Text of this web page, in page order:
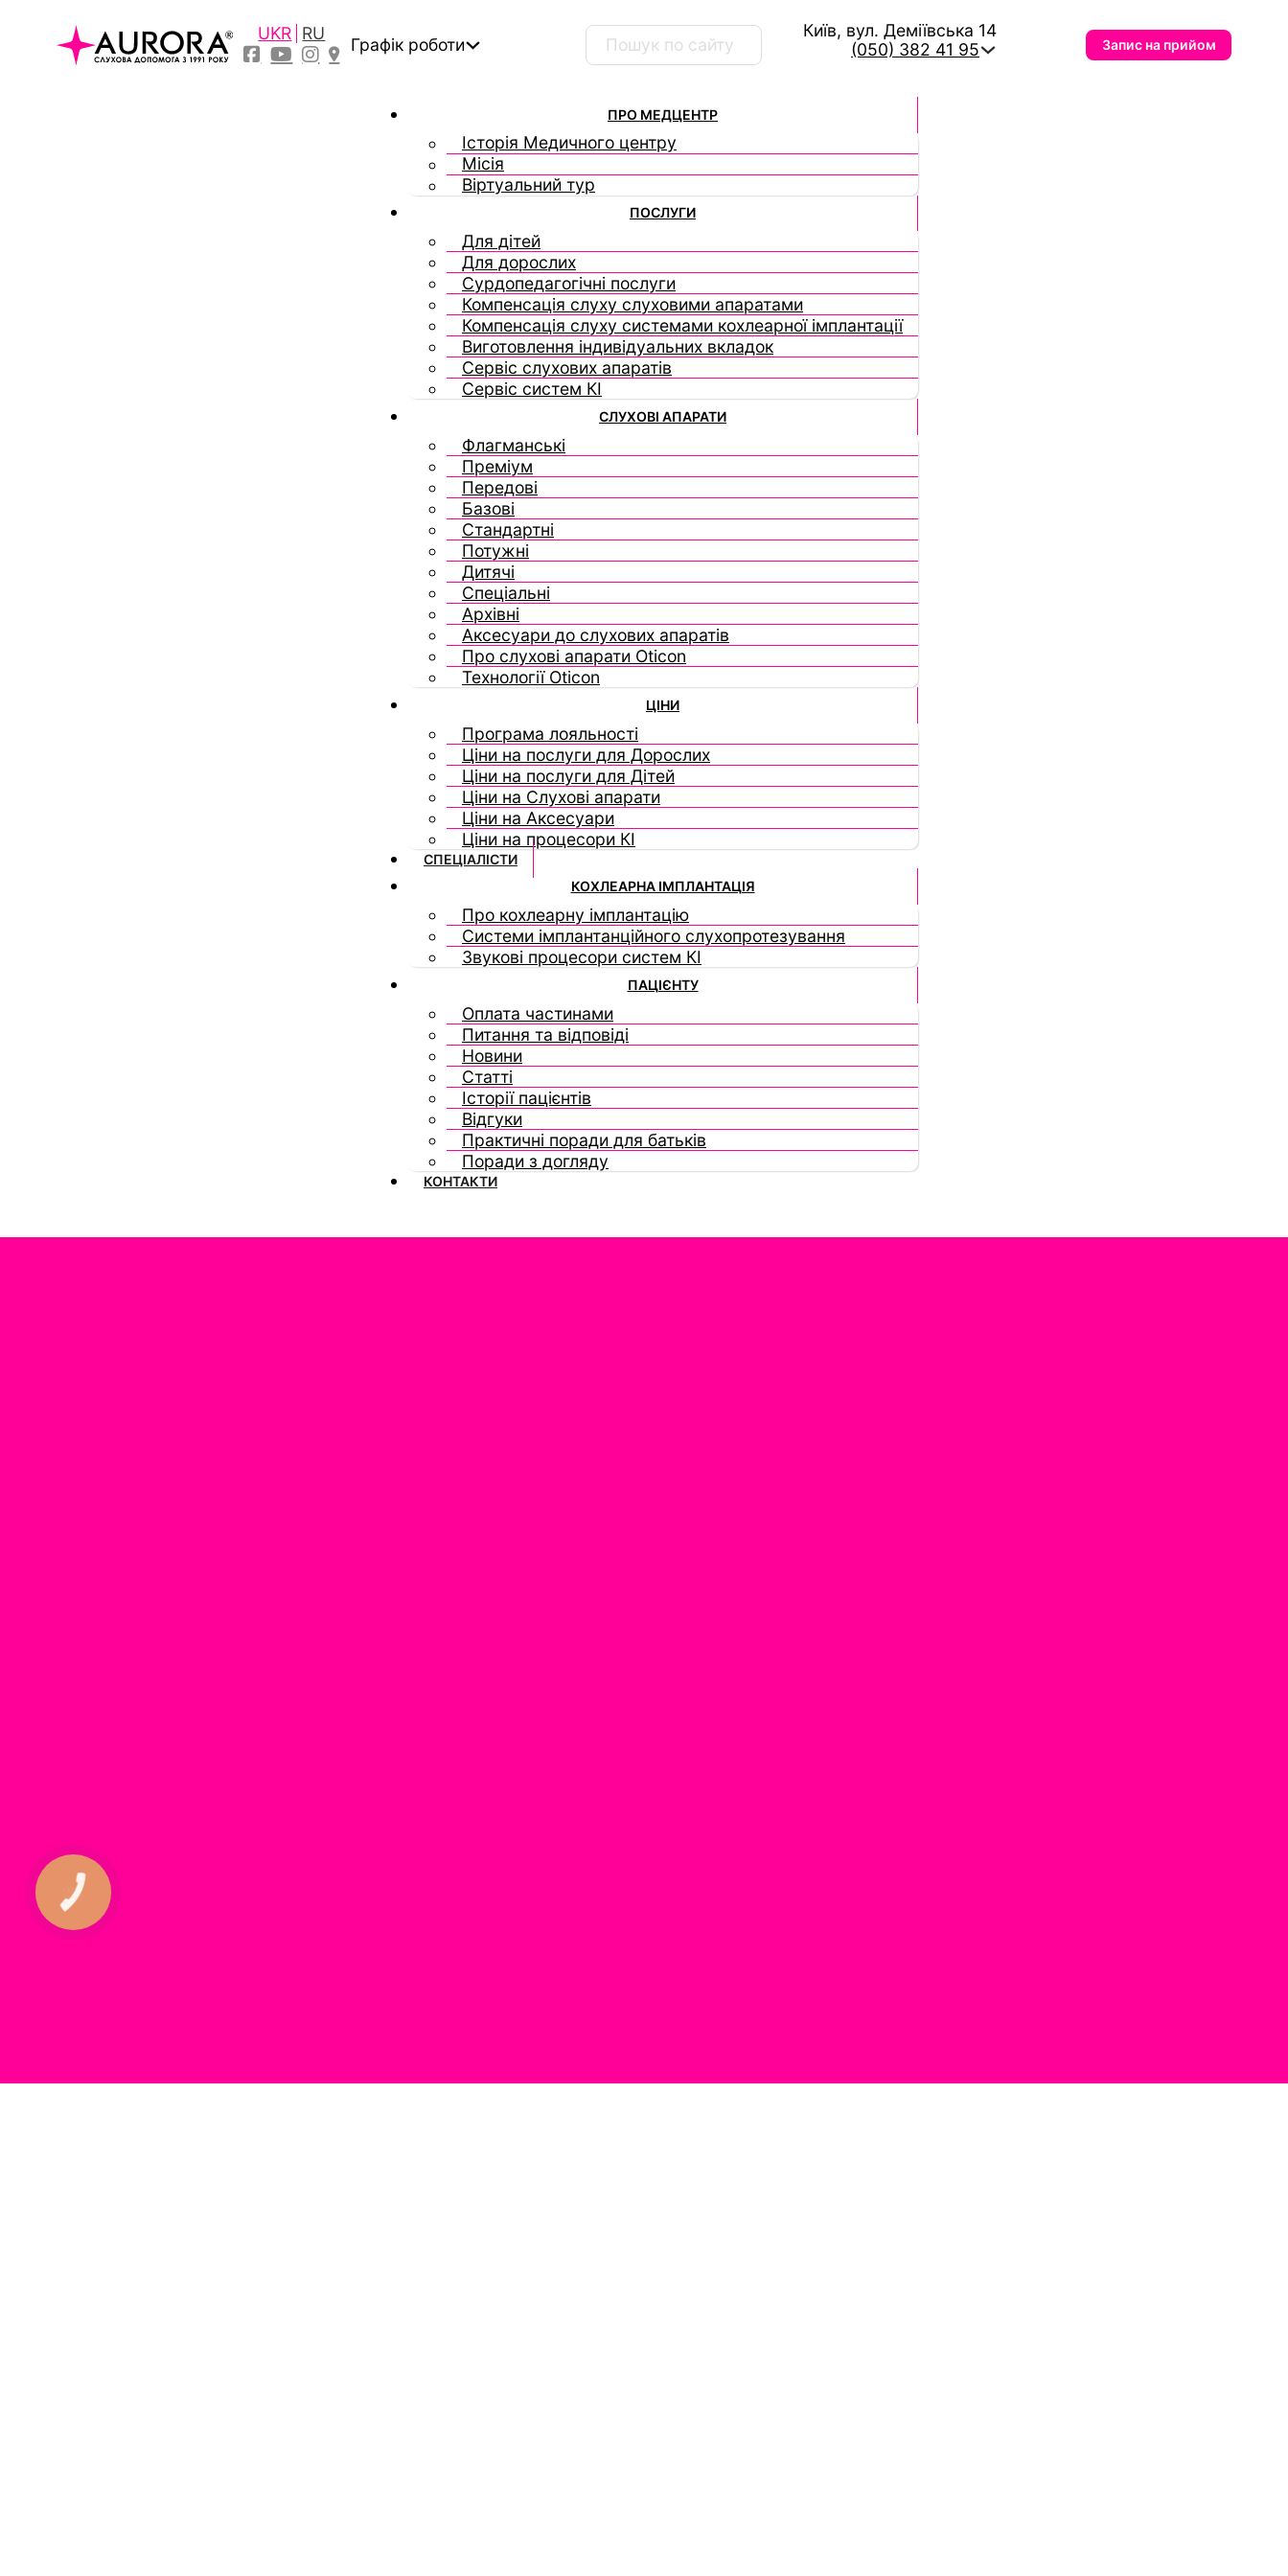
UKR RU
Графік роботи
Пошук …
Київ, вул. Деміївська 14
(050) 382 41 95
Запис на прийом
ПРО МЕДЦЕНТР
Історія Медичного центру
Місія
Віртуальний тур
ПОСЛУГИ
Для дітей
Для дорослих
Сурдопедагогічні послуги
Компенсація слуху слуховими апаратами
Компенсація слуху системами кохлеарної імплантації
Виготовлення індивідуальних вкладок
Сервіс слухових апаратів
Сервіс систем КІ
СЛУХОВІ АПАРАТИ
Флагманські
Преміум
Передові
Базові
Стандартні
Потужні
Дитячі
Спеціальні
Архівні
Аксесуари до слухових апаратів
Про слухові апарати Oticon
Технології Oticon
ЦІНИ
Програма лояльності
Ціни на послуги для Дорослих
Ціни на послуги для Дітей
Ціни на Слухові апарати
Ціни на Аксесуари
Ціни на процесори КІ
СПЕЦІАЛІСТИ
КОХЛЕАРНА ІМПЛАНТАЦІЯ
Про кохлеарну імплантацію
Системи імплантанційного слухопротезування
Звукові процесори систем КІ
ПАЦІЄНТУ
Оплата частинами
Питання та відповіді
Новини
Статті
Історії пацієнтів
Відгуки
Практичні поради для батьків
Поради з догляду
КОНТАКТИ
КНОПКА
ЗВ'ЯЗКУ